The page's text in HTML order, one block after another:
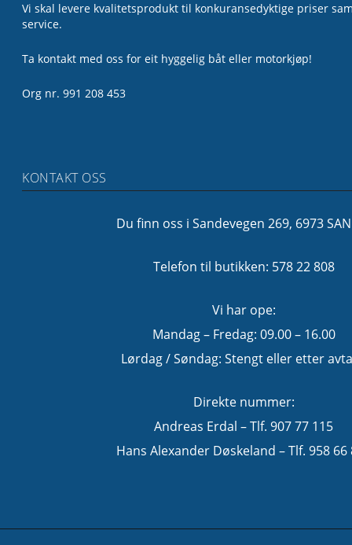
Vi skal levere kvalitetsprodukt til konkuransedyktige priser
service.
Ta kontakt med oss for eit hyggelig båt eller motorkjøp!
Org nr. 991 208 453
KONTAKT OSS
Du finn oss i Sandevegen 269, 6973
Telefon til butikken: 578 22 808
Vi har ope:
Mandag – Fredag: 09.00 – 16.00
Lørdag / Søndag: Stengt eller etter
Direkte nummer:
Andreas Erdal – Tlf. 907 77 115
Hans Alexander Døskeland – Tlf. 958 66